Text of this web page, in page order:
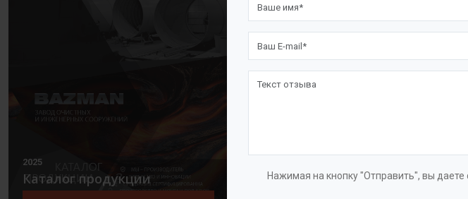
Нажимая на кнопку "Отправить", вы даете
2025
Каталог продукции
Мы гордимся тем, что можем
поколений.
Корпоративная презентация БАЗМАН